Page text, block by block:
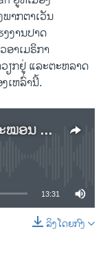
າກ​ຕາເວັນ
ງານ​ປາດ
ອາ​ເມຣິກາ​
ຽກ​ຢູ່​ ​ແລະ​ຕະຫລາດ​
ເຫລົ່າ​ນີ້.
ເຊີນຟັງການສຳພາດ ຍານາງສາຍສະໝອນ ສຸກສາວົງ ເຈົ້າຂອງຕະຫລາດ Top Asian
13:31
ລິງໂດຍກົງ